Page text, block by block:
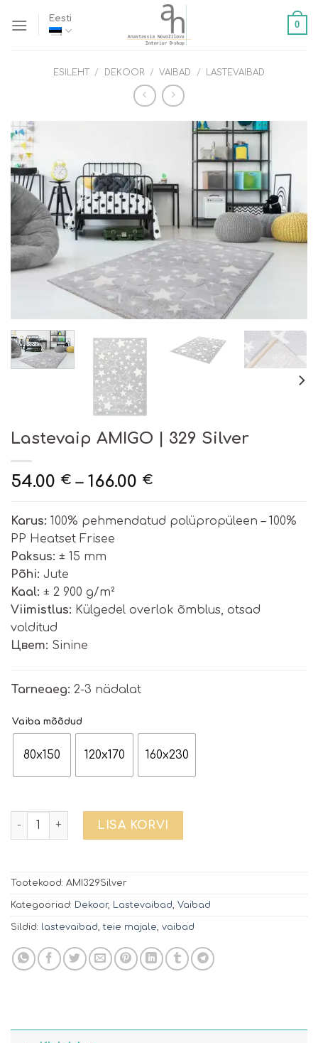
Eesti
0
ESILEHT / DEKOOR / VAIBAD / LASTEVAIBAD
Lastevaip AMIGO | 329 Silver
54.00 € – 166.00 €
Karus: 100% pehmendatud polüpropüleen – 100%
PP Heatset Frisee
Paksus: ± 15 mm
Põhi: Jute
Kaal: ± 2 900 g/m²
Viimistlus: Külgedel overlok õmblus, otsad
volditud
Цвет: Sinine
Tarneaeg: 2-3 nädalat
Vaiba mõõdud
80x150 120x170 160x230
Lastevaip AMIGO | 329 Silver kogus
LISA KORVI
Tootekood: AMI329Silver
Kategooriad: Dekoor, Lastevaibad, Vaibad
Sildid: lastevaibad,teie majale, vaibad